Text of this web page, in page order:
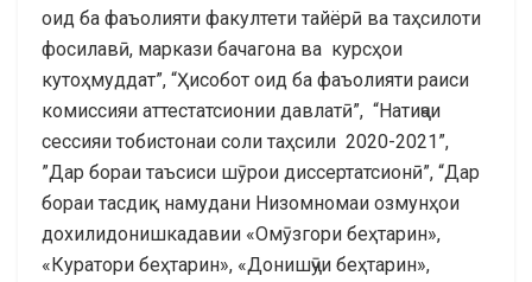
оид ба фаъолияти факултети тайёрӣ ва таҳсилоти
фосилавӣ, маркази бачагона ва курсҳои
кутоҳмуддат”, “Ҳисобот оид ба фаъолияти раиси
комиссияи аттестатсионии давлатӣ”, “Натиҷаи
сессияи тобистонаи соли таҳсили 2020-2021”,
”Дар бораи таъсиси шӯрои диссертатсионӣ”, “Дар
бораи тасдиқ намудани Низомномаи озмунҳои
дохилидонишкадавии «Омӯзгори беҳтарин»,
«Куратори беҳтарин», «Донишҷӯи беҳтарин»,